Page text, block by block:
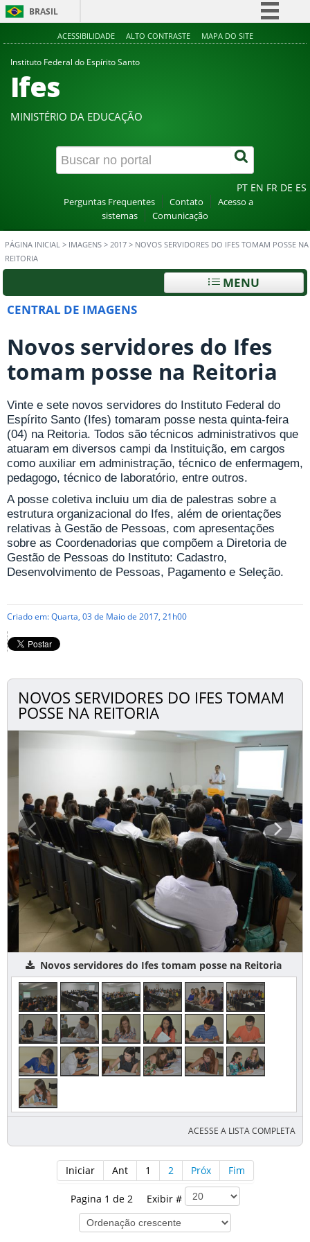
BRASIL
Simplifique!
Canais
ACESSIBILIDADE ALTO CONTRASTE MAPA DO SITE
Instituto Federal do Espírito Santo
Ifes
MINISTÉRIO DA EDUCAÇÃO
PT EN FR DE ES
Perguntas Frequentes Contato
Acesso a
sistemas
Comunicação
PÁGINA INICIAL > IMAGENS > 2017 > NOVOS SERVIDORES DO IFES TOMAM POSSE NA
REITORIA
MENU
CENTRAL DE IMAGENS
Novos servidores do Ifes
tomam posse na Reitoria
Vinte e sete novos servidores do Instituto Federal do
Espírito Santo (Ifes) tomaram posse nesta quinta-feira
(04) na Reitoria. Todos são técnicos administrativos que
atuaram em diversos campi da Instituição, em cargos
como auxiliar em administração, técnico de enfermagem,
pedagogo, técnico de laboratório, entre outros.
A posse coletiva incluiu um dia de palestras sobre a
estrutura organizacional do Ifes, além de orientações
relativas à Gestão de Pessoas, com apresentações
sobre as Coordenadorias que compõem a Diretoria de
Gestão de Pessoas do Instituto: Cadastro,
Desenvolvimento de Pessoas, Pagamento e Seleção.
Criado em: Quarta, 03 de Maio de 2017, 21h00
NOVOS SERVIDORES DO IFES TOMAM
POSSE NA REITORIA
Novos servidores do Ifes tomam posse na Reitoria
ACESSE A LISTA COMPLETA
Iniciar Ant 1 2 Próx Fim
Pagina 1 de 2 Exibir #